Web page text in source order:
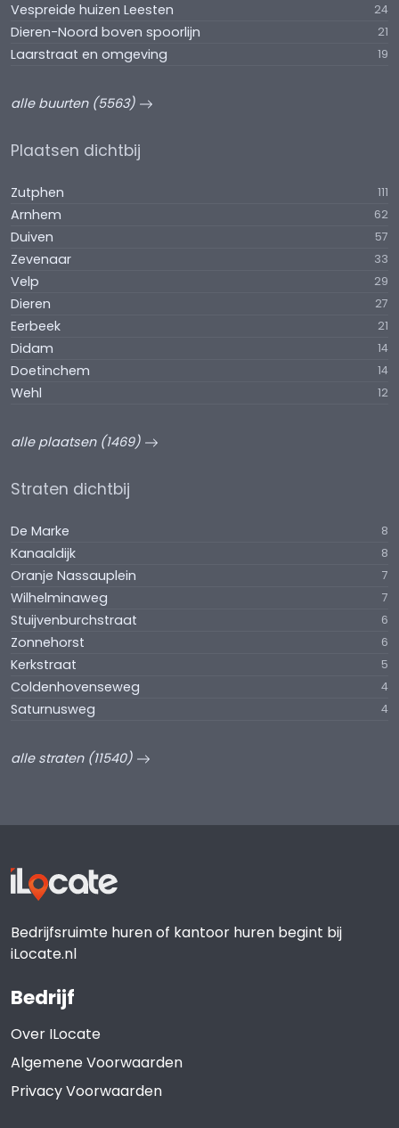
Vespreide huizen Leesten 24
Dieren-Noord boven spoorlijn 21
Laarstraat en omgeving 19
alle buurten (5563)
Plaatsen dichtbij
Zutphen 111
Arnhem 62
Duiven 57
Zevenaar 33
Velp 29
Dieren 27
Eerbeek 21
Didam 14
Doetinchem 14
Wehl 12
alle plaatsen (1469)
Straten dichtbij
De Marke 8
Kanaaldijk 8
Oranje Nassauplein 7
Wilhelminaweg 7
Stuijvenburchstraat 6
Zonnehorst 6
Kerkstraat 5
Coldenhovenseweg 4
Saturnusweg 4
alle straten (11540)
Bedrijfsruimte huren of kantoor huren begint bij
iLocate.nl
Bedrijf
Over ILocate
Algemene Voorwaarden
Privacy Voorwaarden